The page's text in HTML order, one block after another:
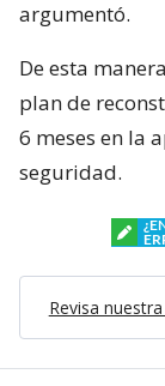
argumentó.
De esta
plan de
6 meses en la
seguridad.
Revisa